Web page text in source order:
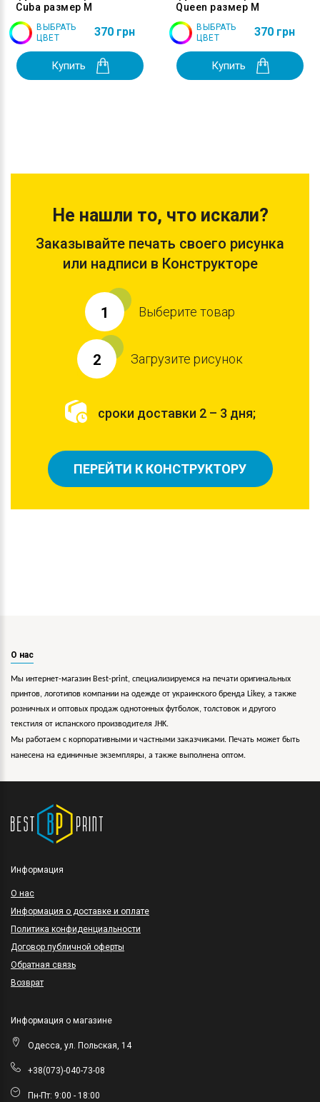
Cuba размер M
ВЫБРАТЬ
ЦВЕТ
370 грн
Купить
Queen размер M
ВЫБРАТЬ
ЦВЕТ
370 грн
Купить
Не нашли то, что искали?
Заказывайте печать своего рисунка
или надписи в Конструкторе
1 Выберите товар
2 Загрузите рисунок
сроки доставки 2 – 3 дня;
ПЕРЕЙТИ К КОНСТРУКТОРУ
О нас
Мы интернет-магазин Best-print, специализируемся на печати оригинальных
принтов, логотипов компании на одежде от украинского бренда Likey, а также
розничных и оптовых продаж однотонных футболок, толстовок и другого
текстиля от испанского производителя JHK.
Мы работаем с корпоративными и частными заказчиками. Печать может быть
нанесена на единичные экземпляры, а также выполнена оптом.
Информация
O нас
Информация о доставке и оплате
Политика конфиденциальности
Договор публичной оферты
Обратная связь
Возврат
Информация о магазине
Одесса, ул. Польская, 14
+38(073)-040-73-08
Пн-Пт: 9:00 - 18:00